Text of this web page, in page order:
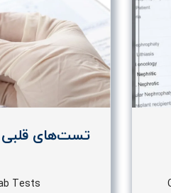
تست‌های قلبی
Tests